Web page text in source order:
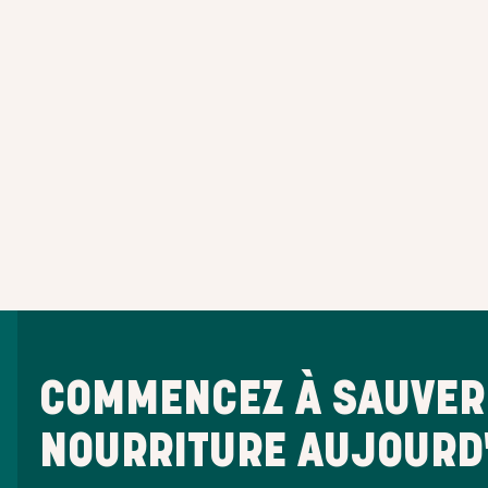
COMMENCEZ À
NOURRITURE